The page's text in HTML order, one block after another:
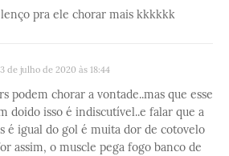
pra ele chorar mais kkkkkk
de julho de 2020 às 18:44
podem chorar a vontade..mas que esse
doido isso é indiscutível..e falar que a
é igual do gol é muita dor de cotovelo
assim, o muscle pega fogo banco de